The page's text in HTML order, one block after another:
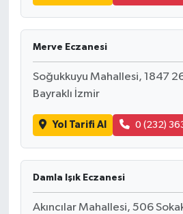
Merve Eczanesi
Soğukkuyu Mahallesi, 1847
Bayraklı İzmir
Yol Tarifi Al 0 (232)
Damla Işık Eczanesi
Akıncılar Mahallesi, 506